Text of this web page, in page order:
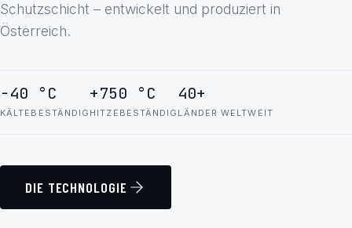
Schutzschicht – entwickelt und produziert in
Österreich.
−40 °C
KÄLTEBESTÄNDIG
+750 °C
HITZEBESTÄNDIG
40+
LÄNDER WELTWEIT
DIE TECHNOLOGIE